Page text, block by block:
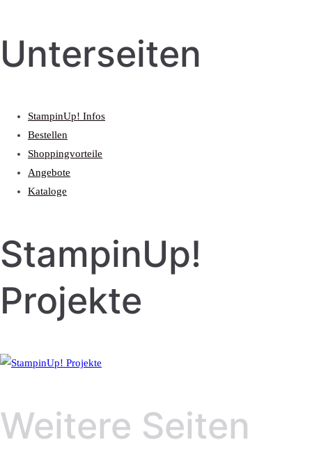
Unterseiten
StampinUp! Infos
Bestellen
Shoppingvorteile
Angebote
Kataloge
StampinUp!
Projekte
Weitere Seiten